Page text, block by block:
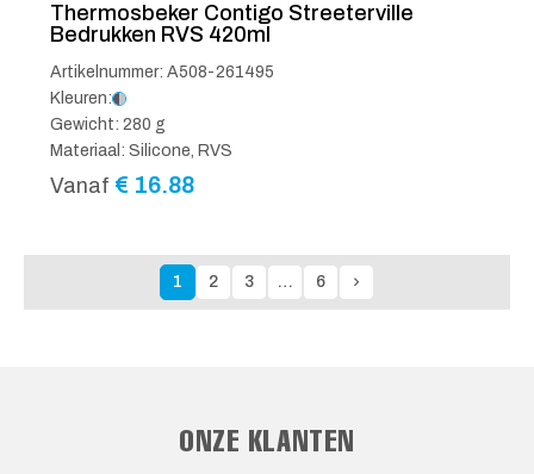
Thermosbeker Contigo Streeterville
Bedrukken RVS 420ml
Artikelnummer: A508-261495
Kleuren:
Gewicht: 280 g
Materiaal: Silicone, RVS
Vanaf € 16.88
1 2 3 … 6
ONZE KLANTEN